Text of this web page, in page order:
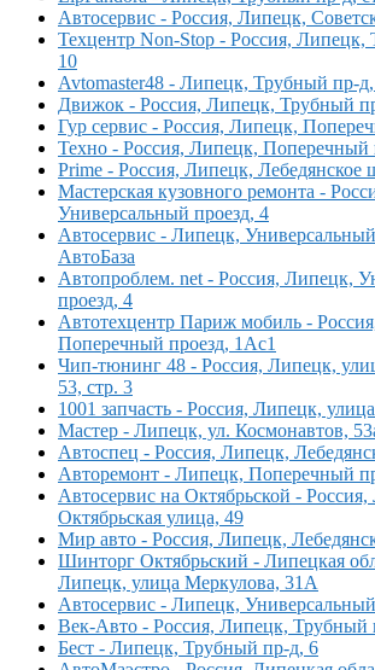
Автосервис - Россия, Липецк,
Техцентр Non-Stop - Россия, Липецк,
10
Avtomaster48 - Липецк, Трубный пр-
Движок - Россия, Липецк, Трубный
Гур сервис - Россия, Липецк,
Техно - Россия, Липецк, Поперечный
Prime - Россия, Липецк, Лебедянское
Мастерская кузовного ремонта -
Универсальный проезд, 4
Автосервис - Липецк,
АвтоБаза
Автопроблем. net - Россия, Липецк,
проезд, 4
Автотехцентр Париж мобиль -
Поперечный проезд, 1Ас1
Чип-тюнинг 48 - Россия, Липецк,
53, стр. 3
1001 запчасть - Россия, Липецк,
Мастер - Липецк, ул. Космонавтов,
Автоспец - Россия, Липецк,
Авторемонт - Липецк, Поперечный
Автосервис на Октябрьской -
Октябрьская улица, 49
Мир авто - Россия, Липецк,
Шинторг Октябрьский - Липецкая
Липецк, улица Меркулова, 31А
Автосервис - Липецк,
Век-Авто - Россия, Липецк, Трубный
Бест - Липецк, Трубный пр-д, 6